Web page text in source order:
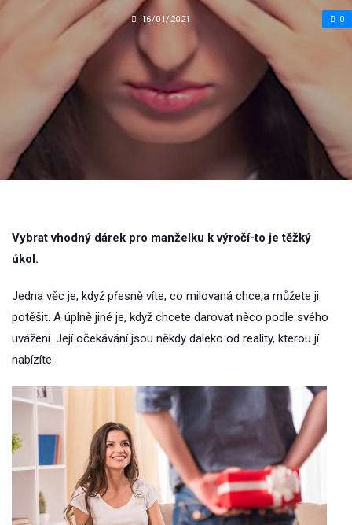
16/01/2021 0
Vybrat vhodný dárek pro manželku k výročí-to je těžký
úkol.
Jedna věc je, když přesně víte, co milovaná chce,a můžete ji
potěšit. A úplně jiné je, když chcete darovat něco podle svého
uvážení. Její očekávání jsou někdy daleko od reality, kterou jí
nabízíte.